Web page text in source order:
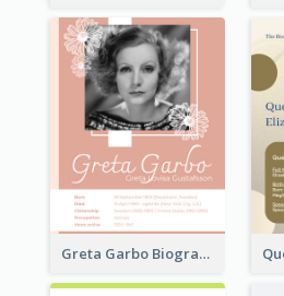
Greta Garbo Biography